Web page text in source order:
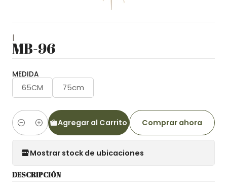
|
MB-96
MEDIDA
65CM 75cm
Cantidad
Agregar al Carrito Comprar ahora
Mostrar stock de ubicaciones
DESCRIPCIÓN